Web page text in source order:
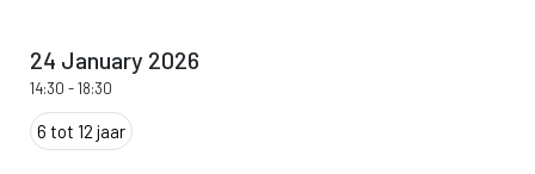
24 January 2026
14:30 -18:30
6 tot 12 jaar